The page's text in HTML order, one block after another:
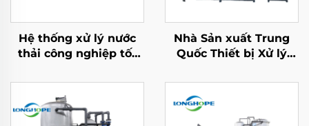
Hệ thống xử lý nước
thải công nghiệp tốt
ZLD chân không nồng
Nhà Sản xuất Trung
Quốc Thiết bị Xử lý
Công nghiệp Bơm
Nhiệt Chân không
Nhiệt độ Thấp